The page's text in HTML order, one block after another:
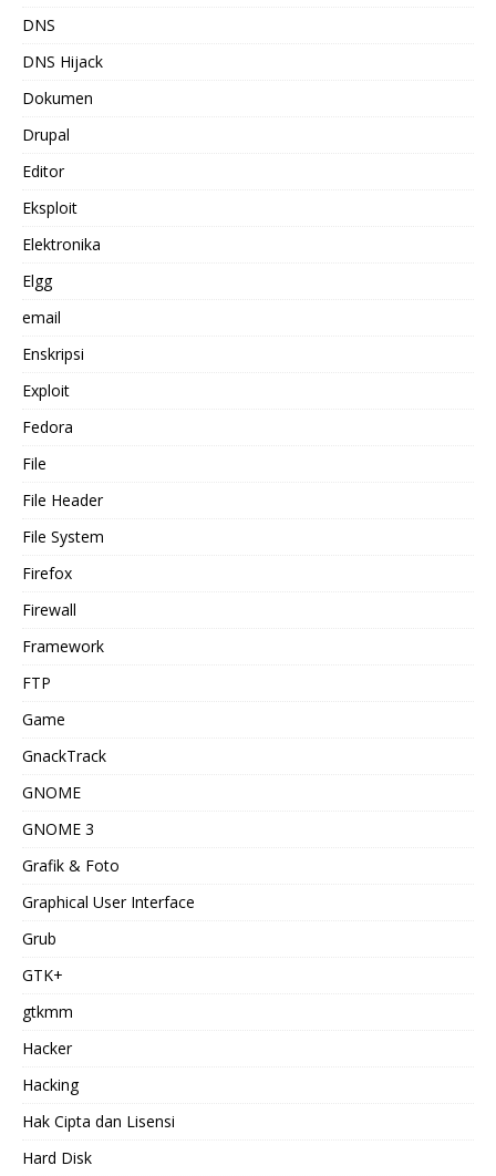
DNS
DNS Hijack
Dokumen
Drupal
Editor
Eksploit
Elektronika
Elgg
email
Enskripsi
Exploit
Fedora
File
File Header
File System
Firefox
Firewall
Framework
FTP
Game
GnackTrack
GNOME
GNOME 3
Grafik & Foto
Graphical User Interface
Grub
GTK+
gtkmm
Hacker
Hacking
Hak Cipta dan Lisensi
Hard Disk